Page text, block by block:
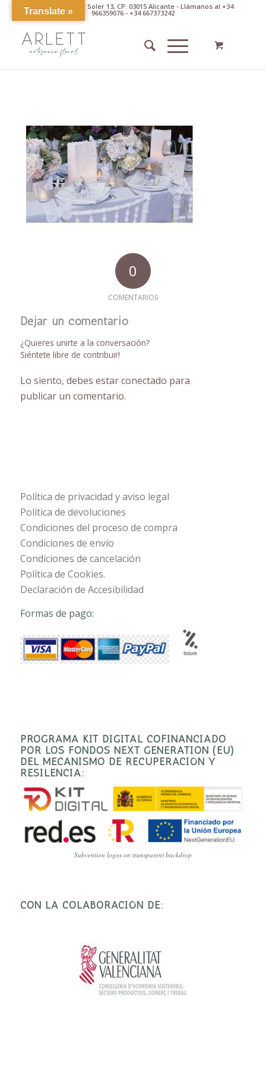
Av. Pintor Xavier Soler 13, CP. 03015 Alicante - Llámanos al +34
966359076 - +34 667373242
0
COMENTARIOS
Dejar un comentario
¿Quieres unirte a la conversación?
Siéntete libre de contribuir!
Lo siento, debes estarconectado para
publicar un comentario.
Política de privacidad y aviso legal
Política de devoluciones
Condiciones del proceso de compra
Condiciones de envío
Condiciones de cancelación
Política de Cookies.
Declaración de Accesibilidad
Formas de pago:
PROGRAMA KIT DIGITAL COFINANCIADO
POR LOS FONDOS NEXT GENERATION (EU)
DEL MECANISMO DE RECUPERACIÓN Y
RESILENCIA:
Subvention logos on transparent backdrop
CON LA COLABORACIÓN DE:
Translate »